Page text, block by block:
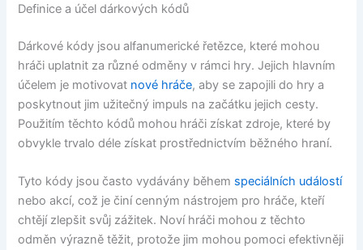
Definice a účel dárkových kódů
Dárkové kódy jsou alfanumerické řetězce, které mohou
hráči uplatnit za různé odměny v rámci hry. Jejich hlavním
účelem je motivovat nové hráče, aby se zapojili do hry a
poskytnout jim užitečný impuls na začátku jejich cesty.
Použitím těchto kódů mohou hráči získat zdroje, které by
obvykle trvalo déle získat prostřednictvím běžného hraní.
Tyto kódy jsou často vydávány během speciálních událostí
nebo akcí, což je činí cenným nástrojem pro hráče, kteří
chtějí zlepšit svůj zážitek. Noví hráči mohou z těchto
odměn výrazně těžit, protože jim mohou pomoci efektivněji